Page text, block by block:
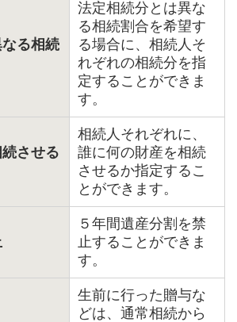
る相続
法定相続分とは異な
る相続割合を希望す
る場合に、相続人そ
れぞれの相続分を指
定することができま
す。
させる
相続人それぞれに、
誰に何の財産を相続
させるか指定するこ
とができます。
５年間遺産分割を禁
止することができま
す。
生前に行った贈与な
どは、通常相続から